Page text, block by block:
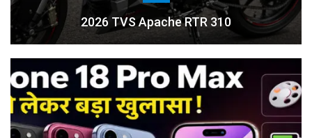
2026 TVS Apache RTR 310